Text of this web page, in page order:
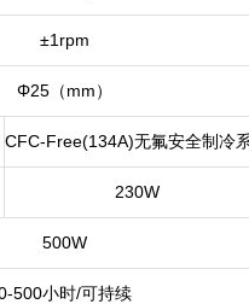
±1rpm
Φ25（mm）
CFC-Free(134A)无氟安全制冷
230W
500W
500小时/可持续